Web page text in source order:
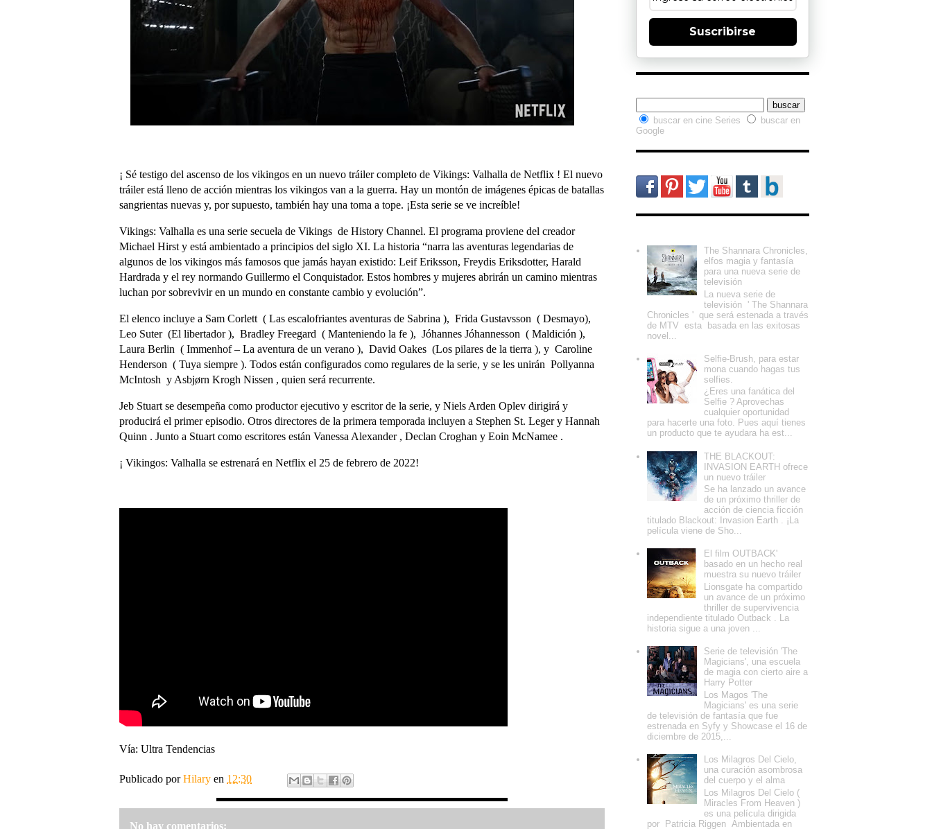
¡ Sé testigo del ascenso de los vikingos en un nuevo tráiler completo de Vikings: Valhalla de Netflix ! El nuevo
tráiler está lleno de acción mientras los vikingos van a la guerra. Hay un montón de imágenes épicas de batallas
sangrientas nuevas y, por supuesto, también hay una toma a tope. ¡Esta serie se ve increíble!
Vikings: Valhalla es una serie secuela de Vikings de History Channel. El programa proviene del creador
Michael Hirst y está ambientado a principios del siglo XI. La historia “narra las aventuras legendarias de
algunos de los vikingos más famosos que jamás hayan existido: Leif Eriksson, Freydis Eriksdotter, Harald
Hardrada y el rey normando Guillermo el Conquistador. Estos hombres y mujeres abrirán un camino mientras
luchan por sobrevivir en un mundo en constante cambio y evolución”.
El elenco incluye a Sam Corlett ( Las escalofriantes aventuras de Sabrina ), Frida Gustavsson ( Desmayo),
Leo Suter (El libertador ), Bradley Freegard ( Manteniendo la fe ), Jóhannes Jóhannesson ( Maldición ),
Laura Berlin ( Immenhof – La aventura de un verano ), David Oakes (Los pilares de la tierra ), y Caroline
Henderson ( Tuya siempre ). Todos están configurados como regulares de la serie, y se les unirán Pollyanna
McIntosh y Asbjørn Krogh Nissen , quien será recurrente.
Jeb Stuart se desempeña como productor ejecutivo y escritor de la serie, y Niels Arden Oplev dirigirá y
producirá el primer episodio. Otros directores de la primera temporada incluyen a Stephen St. Leger y Hannah
Quinn . Junto a Stuart como escritores están Vanessa Alexander , Declan Croghan y Eoin McNamee .
¡ Vikingos: Valhalla se estrenará en Netflix el 25 de febrero de 2022!
Vía: Ultra Tendencias
Publicado porHilary en 12:30
No hay comentarios:
Suscribirse
buscar en cine Series
buscar en
Google
The Shannara Chronicles,
elfos magia y fantasía
para una nueva serie de
televisión
La nueva serie de
televisión ' The Shannara
Chronicles ' que será estenada a través
de MTV esta basada en las exitosas
novel...
Selfie-Brush, para estar
mona cuando hagas tus
selfies.
¿Eres una fanática del
Selfie ? Aprovechas
cualquier oportunidad
para hacerte una foto. Pues aquí tienes
un producto que te ayudara ha est...
THE BLACKOUT:
INVASION EARTH ofrece
un nuevo tráiler
Se ha lanzado un avance
de un próximo thriller de
acción de ciencia ficción
titulado Blackout: Invasion Earth . ¡La
película viene de Sho...
El film OUTBACK'
basado en un hecho real
muestra su nuevo tráiler
Lionsgate ha compartido
un avance de un próximo
thriller de supervivencia
independiente titulado Outback . La
historia sigue a una joven ...
Serie de televisión 'The
Magicians', una escuela
de magia con cierto aire a
Harry Potter
Los Magos 'The
Magicians' es una serie
de televisión de fantasía que fue
estrenada en Syfy y Showcase el 16 de
diciembre de 2015,...
Los Milagros Del Cielo,
una curación asombrosa
del cuerpo y el alma
Los Milagros Del Cielo (
Miracles From Heaven )
es una película dirigida
por Patricia Riggen Ambientada en